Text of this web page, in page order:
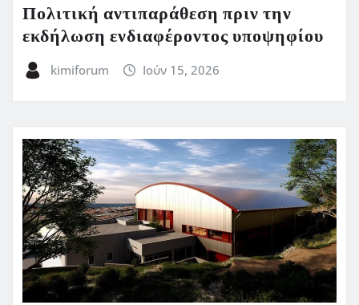
Πολιτική αντιπαράθεση πριν την
εκδήλωση ενδιαφέροντος υποψηφίου
kimiforum Ιούν 15, 2026